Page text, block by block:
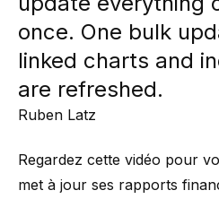
once. One bulk
linked charts and
are refreshed.
Ruben Latz
Regardez cette vidéo pour
met à jour ses rapports